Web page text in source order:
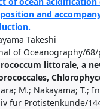
and
Takeshi
of Oceanography/
littorale, a
M.; Nakayama; T.;
fur Protistenkunde/